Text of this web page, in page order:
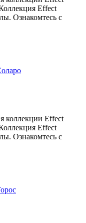
Effect
Ознакомтесь с
коллекции Effect
Effect
Ознакомтесь с